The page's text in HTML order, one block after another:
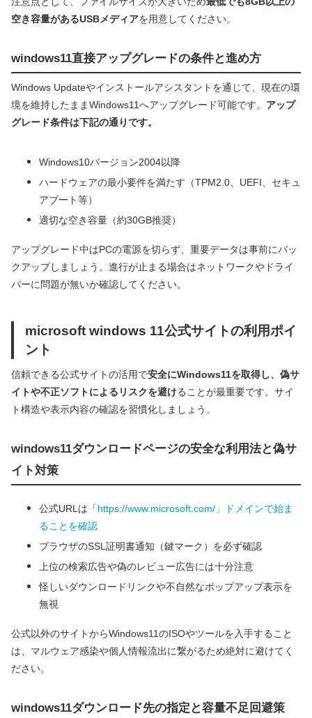
空き容量があるUSBメディアを用意してください。
windows11直接アップグレードの条件と進め方
Windows Updateやインストールアシスタントを通じて、現在の環
境を維持したままWindows11へアップグレード可能です。 アップ
グレード条件は下記の通りです。
Windows10バージョン2004以降
ハードウェアの最小要件を満たす（TPM2.0、UEFI、セキュ
アブート等）
適切な空き容量（約30GB推奨）
アップグレード中はPCの電源を切らず、重要データは事前にバッ
クアップしましょう。進行が止まる場合はネットワークやドライ
バーに問題が無いか確認してください。
microsoft windows 11公式サイトの利用ポイ
ント
信頼できる公式サイトの活用で安全にWindows11を取得し、偽サ
イトや不正ソフトによるリスクを避けることが最重要です。サイ
ト構造や表示内容の確認を習慣化しましょう。
windows11ダウンロードページの安全な利用法と偽サ
イト対策
公式URLは「https://www.microsoft.com/」ドメインで始ま
ることを確認
ブラウザのSSL証明書通知（鍵マーク）を必ず確認
上位の検索広告や偽のレビュー広告には十分注意
怪しいダウンロードリンクや不自然なポップアップ表示を
無視
公式以外のサイトからWindows11のISOやツールを入手すること
は、マルウェア感染や個人情報流出に繋がるため絶対に避けてく
ださい。
windows11ダウンロード先の指定と容量不足回避策